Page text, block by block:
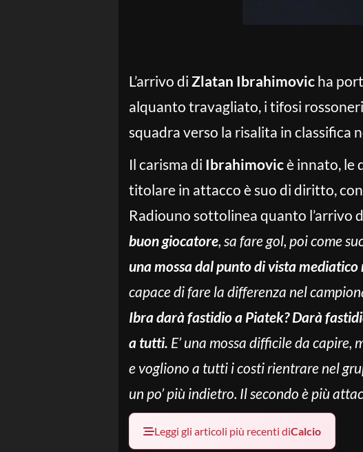
L’arrivo di Zlatan Ibrahimovic ha
alquanto travagliato, i tifosi
squadra verso la risalita in classifica
Il carisma di Ibrahimovicè innato, le
titolare in attacco è suo di diritto,
Radiouno sottolinea quanto l’arrivo
buon giocatore, sa fare gol, poi come
una mossa dal punto di vista
capace di fare la differenza nel
Ibra darà fastidio a Piatek? Darà
a tutti. E’ una mossa difficile da
e vogliono a tutti i costi rientrare nel
un po’ più indietro. Il secondo è più
Leggi gli articoli più recenti diCalcio